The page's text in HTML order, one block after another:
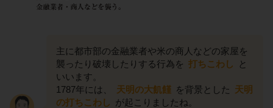
主に都市部の金融業者や米の商人などの家屋を
襲ったり破壊したりする行為を 打ちこわし
と
いいます。
1787年には、
天明の大飢饉 を背景とした 天明
の打ちこわし が起こりましたね。